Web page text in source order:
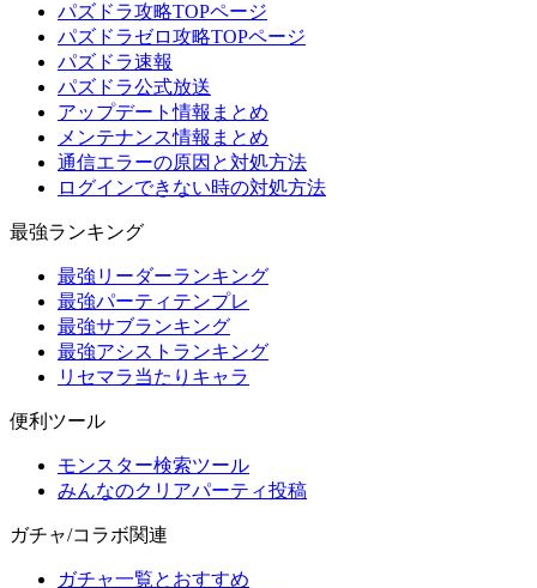
パズドラ攻略TOPページ
パズドラゼロ攻略TOPページ
パズドラ速報
パズドラ公式放送
アップデート情報まとめ
メンテナンス情報まとめ
通信エラーの原因と対処方法
ログインできない時の対処方法
最強ランキング
最強リーダーランキング
最強パーティテンプレ
最強サブランキング
最強アシストランキング
リセマラ当たりキャラ
便利ツール
モンスター検索ツール
みんなのクリアパーティ投稿
ガチャ/コラボ関連
ガチャ一覧とおすすめ